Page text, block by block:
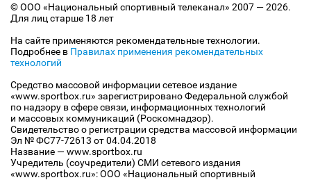
© ООО «Национальный спортивный телеканал» 2007 — 2026.
Для лиц старше 18 лет
На сайте применяются рекомендательные технологии.
Подробнее в Правилах применения рекомендательных
технологий
Средство массовой информации сетевое издание
«www.sportbox.ru» зарегистрировано Федеральной службой
по надзору в сфере связи, информационных технологий
и массовых коммуникаций (Роскомнадзор).
Свидетельство о регистрации средства массовой информации
Эл № ФС77-72613 от 04.04.2018
Название — www.sportbox.ru
Учредитель (соучредители) СМИ сетевого издания
«www.sportbox.ru»: ООО «Национальный спортивный